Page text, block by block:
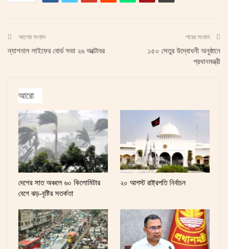
আগের সংবাদ
ন্যাশনাল লাইফের বোর্ড সভা ২৬ অক্টোবর
পরের সংবাদ
১৫০ সেতুর উদ্বোধনী অনুষ্ঠানে
প্রধানমন্ত্রী
আরো
দেশের সাত অঞ্চলে ৬০ কিলোমিটার
বেগে ঝড়-বৃষ্টির সতর্কতা
২০ আগস্ট রাষ্ট্রপতি নির্বাচন